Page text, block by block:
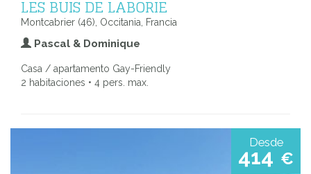
LES BUIS DE LABORIE
Montcabrier (46), Occitania, Francia
Pascal & Dominique
Casa / apartamento Gay-Friendly
2 habitaciones • 4 pers. max.
Desde
414 €